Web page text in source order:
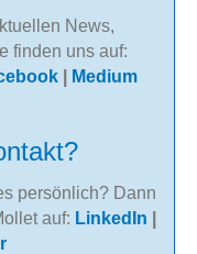
News,
finden uns auf:
| Medium
persönlich? Dann
auf: LinkedIn